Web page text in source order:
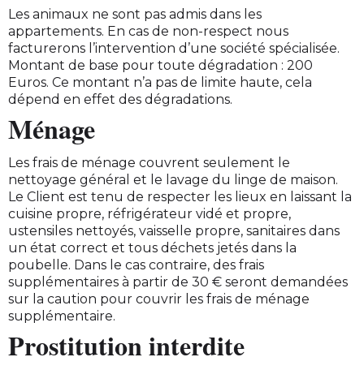
Les animaux ne sont pas admis dans les
appartements. En cas de non-respect nous
facturerons l’intervention d’une société spécialisée.
Montant de base pour toute dégradation : 200
Euros. Ce montant n’a pas de limite haute, cela
dépend en effet des dégradations.
Ménage
Les frais de ménage couvrent seulement le
nettoyage général et le lavage du linge de maison.
Le Client est tenu de respecter les lieux en laissant la
cuisine propre, réfrigérateur vidé et propre,
ustensiles nettoyés, vaisselle propre, sanitaires dans
un état correct et tous déchets jetés dans la
poubelle. Dans le cas contraire, des frais
supplémentaires à partir de 30 € seront demandées
sur la caution pour couvrir les frais de ménage
supplémentaire.
Prostitution interdite